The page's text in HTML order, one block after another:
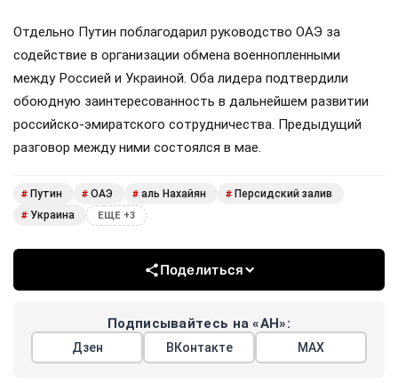
Отдельно Путин поблагодарил руководство ОАЭ за
содействие в организации обмена военнопленными
между Россией и Украиной. Оба лидера подтвердили
обоюдную заинтересованность в дальнейшем развитии
российско-эмиратского сотрудничества. Предыдущий
разговор между ними состоялся в мае.
# Путин # ОАЭ # аль Нахайян # Персидский залив
# Украина ЕЩЕ +3
Поделиться
Подписывайтесь на «АН»:
Дзен ВКонтакте МАХ